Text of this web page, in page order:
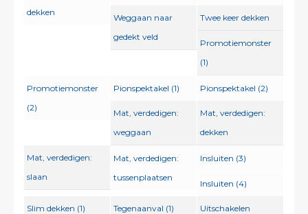
dekken
Weggaan naar
gedekt veld
Twee keer dekken
Promotiemonster
(1)
Promotiemonster
(2)
Pionspektakel (1) Pionspektakel (2)
Mat, verdedigen:
weggaan
Mat, verdedigen:
dekken
Mat, verdedigen:
slaan
Mat, verdedigen:
tussenplaatsen
Insluiten (3)
Insluiten (4)
Slim dekken (1) Tegenaanval (1)
Uitschakelen